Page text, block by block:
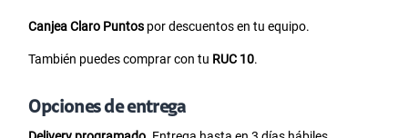
Canjea Claro Puntos por descuentos en tu equipo.
También puedes comprar con tu RUC 10.
Opciones de entrega